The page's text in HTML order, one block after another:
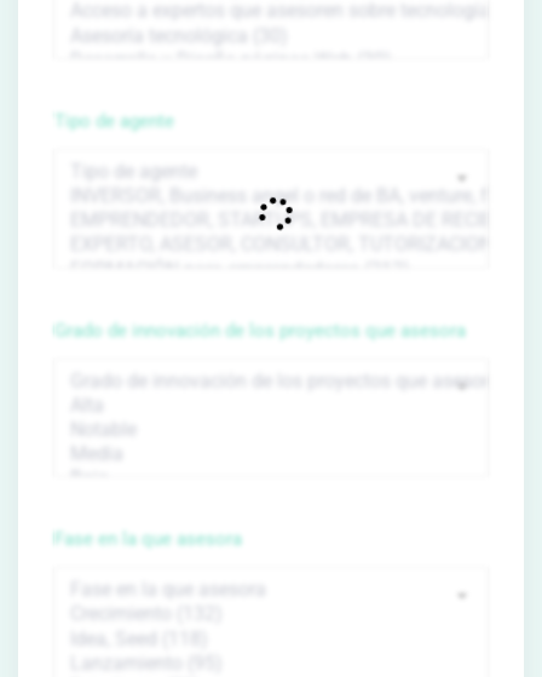
Tipo de agente
Grado de innovación de los proyectos que asesora
Fase en la que asesora